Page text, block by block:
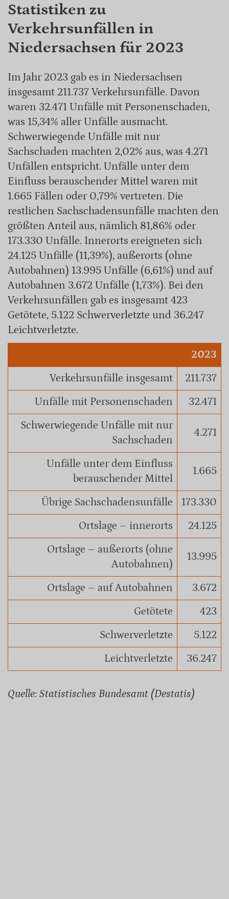
Statistiken zu
Verkehrsunfällen in
Niedersachsen für 2023
Im Jahr 2023 gab es in Niedersachsen
insgesamt 211.737 Verkehrsunfälle. Davon
waren 32.471 Unfälle mit Personenschaden,
was 15,34% aller Unfälle ausmacht.
Schwerwiegende Unfälle mit nur
Sachschaden machten 2,02% aus, was 4.271
Unfällen entspricht. Unfälle unter dem
Einfluss berauschender Mittel waren mit
1.665 Fällen oder 0,79% vertreten. Die
restlichen Sachschadensunfälle machten den
größten Anteil aus, nämlich 81,86% oder
173.330 Unfälle. Innerorts ereigneten sich
24.125 Unfälle (11,39%), außerorts (ohne
Autobahnen) 13.995 Unfälle (6,61%) und auf
Autobahnen 3.672 Unfälle (1,73%). Bei den
Verkehrsunfällen gab es insgesamt 423
Getötete, 5.122 Schwerverletzte und 36.247
Leichtverletzte.
2023
Verkehrsunfälle insgesamt
211.737
Unfälle mit Personenschaden
32.471
Schwerwiegende Unfälle mit nur
Sachschaden
4.271
Unfälle unter dem Einfluss
berauschender Mittel
1.665
Übrige Sachschadensunfälle
173.330
Ortslage – innerorts
24.125
Ortslage – außerorts (ohne
Autobahnen)
13.995
Ortslage – auf Autobahnen
3.672
Getötete
423
Schwerverletzte
5.122
Leichtverletzte
36.247
Quelle: Statistisches Bundesamt (Destatis)